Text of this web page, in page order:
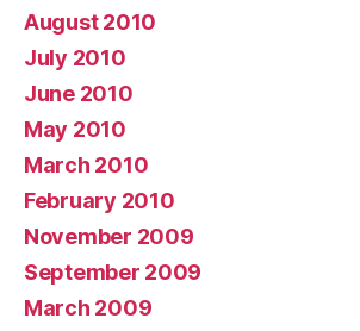
August 2010
July 2010
June 2010
May 2010
March 2010
February 2010
November 2009
September 2009
March 2009